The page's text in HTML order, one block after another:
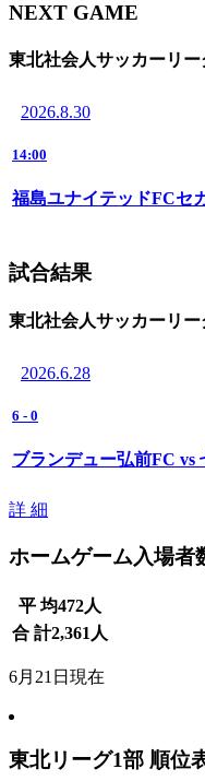
NEXT GAME
東北社会人サッカーリー
2026.8.30
14:00
福島ユナイテッドFCセ
試合結果
東北社会人サッカーリー
2026.6.28
6 - 0
ブランデュー弘前FC vs
詳 細
ホームゲーム入場者
平 均472人
合 計2,361 人
6月21日現在
東北リーグ1部 順位